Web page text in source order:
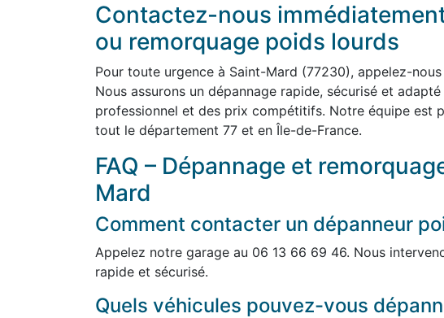
Contactez-nous
ou remorquage poids lourds
Pour toute urgence à Saint-Mard (77230), appelez-
Nous assurons un dépannage rapide, sécurisé et
professionnel et des prix compétitifs. Notre équipe est
tout le département 77 et en Île-de-France.
FAQ – Dépannage et
Mard
Comment contacter un dépanneur
Appelez notre garage au 06 13 66 69 46. Nous
rapide et sécurisé.
Quels véhicules pouvez-vous